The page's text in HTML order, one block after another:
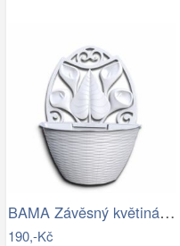
BAMA Závěsný květináč GERLA, 32cm
190,-Kč